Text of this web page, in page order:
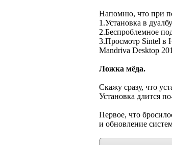
Напомню, что при
1.Установка в
2.Беспроблемное
3.Просмотр Sintel в
Mandriva Desktop
Ложка мёда.
Скажу сразу, что
Установка длится
Первое, что
и обновление